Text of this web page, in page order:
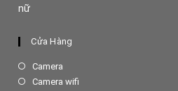
Cửa Hàng
Camera
in
Camera wifi